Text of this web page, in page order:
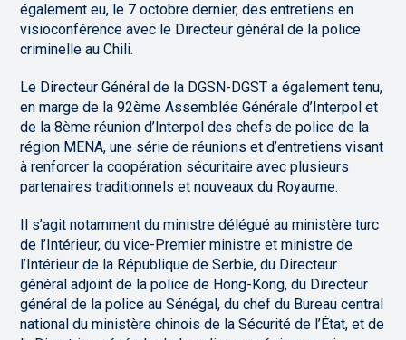
également eu, le 7 octobre dernier, des entretiens en
visioconférence avec le Directeur général de la police
criminelle au Chili.
Le Directeur Général de la DGSN-DGST a également tenu,
en marge de la 92ème Assemblée Générale d’Interpol et
de la 8ème réunion d’Interpol des chefs de police de la
région MENA, une série de réunions et d’entretiens visant
à renforcer la coopération sécuritaire avec plusieurs
partenaires traditionnels et nouveaux du Royaume.
Il s’agit notamment du ministre délégué au ministère turc
de l’Intérieur, du vice-Premier ministre et ministre de
l’Intérieur de la République de Serbie, du Directeur
général adjoint de la police de Hong-Kong, du Directeur
général de la police au Sénégal, du chef du Bureau central
national du ministère chinois de la Sécurité de l’État, et de